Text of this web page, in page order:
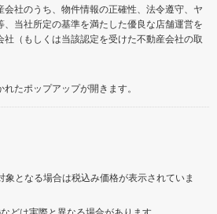
社のうち、物件情報の正確性、法令遵守、ヤ
当社所定の基準を満たした優良な店舗運営を
（もしくは当該認定を受けた不動産会社の取
たポップアップが開きます。
となる場合は税込み価格が表示されていま
どは実際と異なる場合があります。